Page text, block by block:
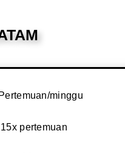
minggu
15x pertemuan